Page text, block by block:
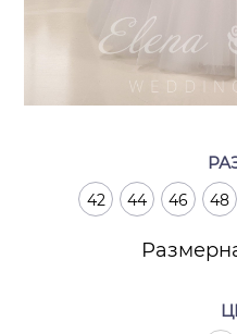
42 44 46 48